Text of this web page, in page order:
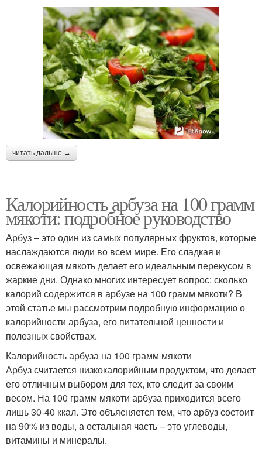
читать дальше →
Калорийность арбуза на 100 грамм
мякоти: подробное руководство
Арбуз – это один из самых популярных фруктов, которые
наслаждаются люди во всем мире. Его сладкая и
освежающая мякоть делает его идеальным перекусом в
жаркие дни. Однако многих интересует вопрос: сколько
калорий содержится в арбузе на 100 грамм мякоти? В
этой статье мы рассмотрим подробную информацию о
калорийности арбуза, его питательной ценности и
полезных свойствах.
Калорийность арбуза на 100 грамм мякоти
Арбуз считается низкокалорийным продуктом, что делает
его отличным выбором для тех, кто следит за своим
весом. На 100 грамм мякоти арбуза приходится всего
лишь 30-40 ккал. Это объясняется тем, что арбуз состоит
на 90% из воды, а остальная часть – это углеводы,
витамины и минералы.